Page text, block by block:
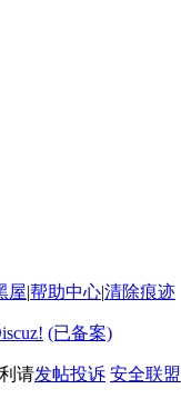
屋|帮助中心|清除痕迹
(已备案)
请发帖投诉 安全联盟